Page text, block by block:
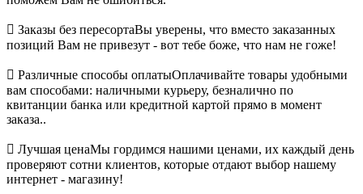
 Заказы без пересортаВы уверены, что вместо заказанных
позиций Вам не привезут - вот тебе боже, что нам не гоже!
 Различные способы оплатыОплачивайте товары удобными
вам способами: наличными курьеру, безналично по
квитанции банка или кредитной картой прямо в момент
заказа..
 Лучшая ценаМы гордимся нашими ценами, их каждый день
проверяют сотни клиентов, которые отдают выбор нашему
интернет - магазину!